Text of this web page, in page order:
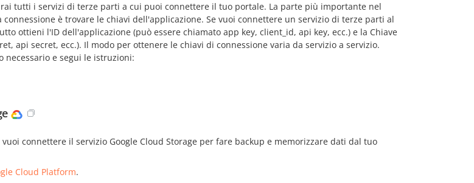
tutti i servizi di terze parti a cui puoi connettere il tuo portale. La parte più importante nel
connessione è trovare le chiavi dell'applicazione. Se vuoi connettere un servizio di terze parti al
ottieni l'ID dell'applicazione (può essere chiamato app key, client_id, api key, ecc.) e la Chiave
api secret, ecc.). Il modo per ottenere le chiavi di connessione varia da servizio a servizio.
necessario e segui le istruzioni:
connettere il servizio Google Cloud Storage per fare backup e memorizzare dati dal tuo
Cloud Platform.